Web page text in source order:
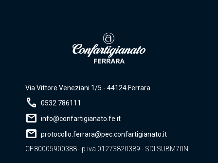
Via Vittore Veneziani 1/5 - 44124 Ferrara
call 0532 786111
mail info@confartigianato.fe.it
mail protocollo.ferrara@pec.confartigianato.it
CF.80005900388 - p.iva 01273820389 - SDI SUBM70N